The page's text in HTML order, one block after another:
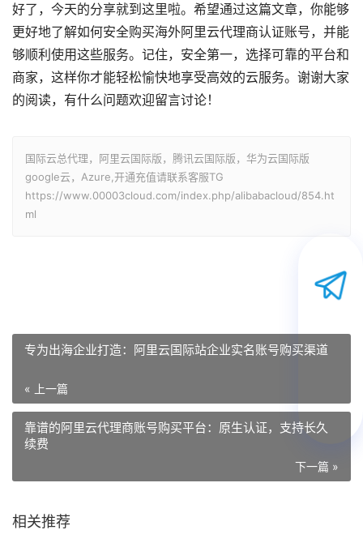
好了，今天的分享就到这里啦。希望通过这篇文章，你能够
更好地了解如何安全购买海外阿里云代理商认证账号，并能
够顺利使用这些服务。记住，安全第一，选择可靠的平台和
商家，这样你才能轻松愉快地享受高效的云服务。谢谢大家
的阅读，有什么问题欢迎留言讨论！
国际云总代理，阿里云国际版，腾讯云国际版，华为云国际版
google云，Azure,开通充值请联系客服TG
https://www.00003cloud.com/index.php/alibabacloud/854.ht
ml
专为出海企业打造：阿里云国际站企业实名账号购买渠道
« 上一篇
靠谱的阿里云代理商账号购买平台：原生认证，支持长久
续费
下一篇 »
相关推荐